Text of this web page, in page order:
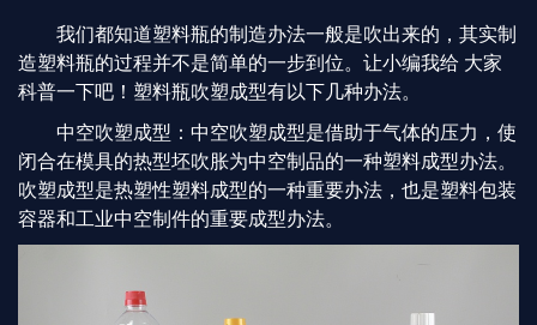
我们都知道塑料瓶的制造办法一般是吹出来的，其实制
造塑料瓶的过程并不是简单的一步到位。让小编我给 大家
科普一下吧！塑料瓶吹塑成型有以下几种办法。
中空吹塑成型：中空吹塑成型是借助于气体的压力，使
闭合在模具的热型坯吹胀为中空制品的一种塑料成型办法。
吹塑成型是热塑性塑料成型的一种重要办法，也是塑料包装
容器和工业中空制件的重要成型办法。